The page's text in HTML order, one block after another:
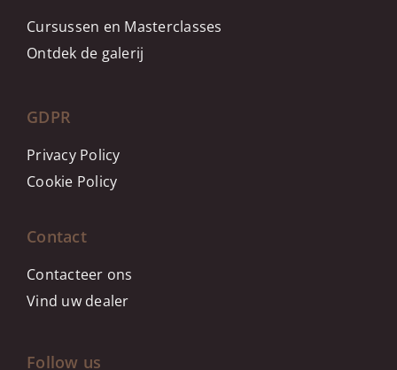
Cursussen en Masterclasses
Ontdek de galerij
GDPR
Privacy Policy
Cookie Policy
Contact
Contacteer ons
Vind uw dealer
Follow us